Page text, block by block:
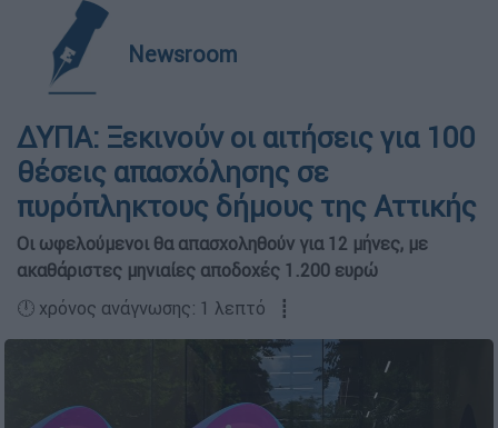
Newsroom
ΔΥΠΑ: Ξεκινούν οι αιτήσεις για 100
θέσεις απασχόλησης σε
πυρόπληκτους δήμους της Αττικής
Οι ωφελούμενοι θα απασχοληθούν για 12 μήνες, με
ακαθάριστες μηνιαίες αποδοχές 1.200 ευρώ
🕛 χρόνος ανάγνωσης: 1 λεπτό ┋